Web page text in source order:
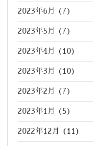
2023年6月 (7)
2023年5月 (7)
2023年4月 (10)
2023年3月 (10)
2023年2月 (7)
2023年1月 (5)
2022年12月 (11)